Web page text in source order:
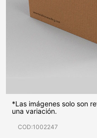
*Las imágenes solo son
una variación.
COD:1002247